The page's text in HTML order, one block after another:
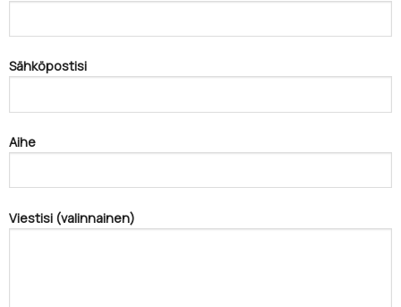
Sähköpostisi
Aihe
Viestisi (valinnainen)